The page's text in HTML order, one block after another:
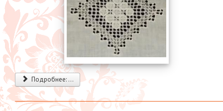
Подробнее: ...